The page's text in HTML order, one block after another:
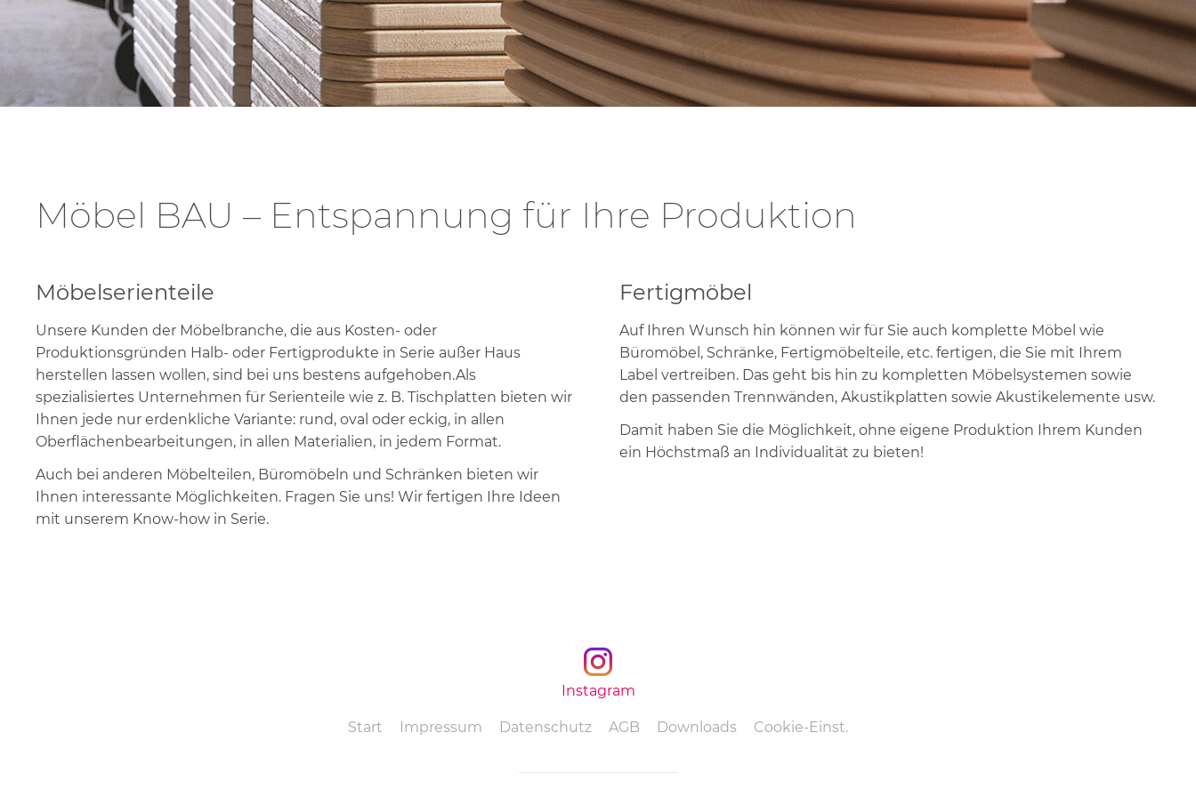
Komplettlösungen
Möbel BAU – Entspannung für Ihre Produktion
Möbelserienteile
Unsere Kunden der Möbelbranche, die aus Kosten- oder
Produktionsgründen Halb- oder Fertigprodukte in Serie außer Haus
herstellen lassen wollen, sind bei uns bestens aufgehoben.Als
spezialisiertes Unternehmen für Serienteile wie z. B. Tischplatten bieten wir
Ihnen jede nur erdenkliche Variante: rund, oval oder eckig, in allen
Oberflächenbearbeitungen, in allen Materialien, in jedem Format.
Auch bei anderen Möbelteilen, Büromöbeln und Schränken bieten wir
Ihnen interessante Möglichkeiten. Fragen Sie uns! Wir fertigen Ihre Ideen
mit unserem Know-how in Serie.
Fertigmöbel
Auf Ihren Wunsch hin können wir für Sie auch komplette Möbel wie
Büromöbel, Schränke, Fertigmöbelteile, etc. fertigen, die Sie mit Ihrem
Label vertreiben. Das geht bis hin zu kompletten Möbelsystemen sowie
den passenden Trennwänden, Akustikplatten sowie Akustikelemente usw.
Damit haben Sie die Möglichkeit, ohne eigene Produktion Ihrem Kunden
ein Höchstmaß an Individualität zu bieten!
Instagram
Navigation
Start Impressum Datenschutz AGB Downloads Cookie-Einst.